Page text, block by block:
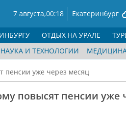
7 августа,00:18 Екатеринбург
НАУКА И ТЕХНОЛОГИИ
ОТДЫХ НА УРАЛЕ
пенсии уже через месяц
повысят пенсии уже